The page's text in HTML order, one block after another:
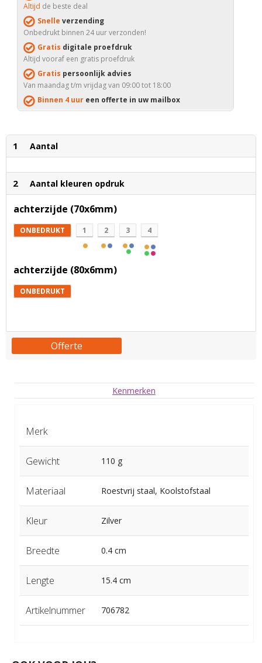
Altijd de beste deal
Snelle verzending
Onbedrukt binnen 24 uur verzonden!
Gratis digitale proefdruk
Altijd vooraf een gratis proefdruk
Gratis persoonlijk advies
Van maandag t/m vrijdag van 09:00 tot 18:00
Binnen 4 uur een offerte in uw mailbox
1 Aantal
2 Aantal kleuren opdruk
achterzijde (70x6mm)
ONBEDRUKT 1 2 3 4
achterzijde (80x6mm)
ONBEDRUKT
Offerte
Kenmerken
Merk
Gewicht 110 g
Materiaal Roestvrij staal, Koolstofstaal
Kleur Zilver
Breedte 0.4 cm
Lengte 15.4 cm
Artikelnummer 706782